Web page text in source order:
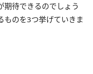
期待できるのでしょう
のを3つ挙げていきま